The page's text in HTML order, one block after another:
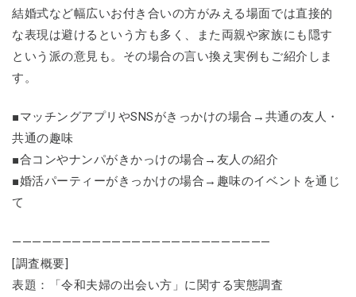
結婚式など幅広いお付き合いの方がみえる場面では直接的
な表現は避けるという方も多く、また両親や家族にも隠す
という派の意見も。その場合の言い換え実例もご紹介しま
す。
■マッチングアプリやSNSがきっかけの場合→共通の友人・
共通の趣味
■合コンやナンパがきかっけの場合→友人の紹介
■婚活パーティーがきっかけの場合→趣味のイベントを通じ
て
——————————————————————————
[調査概要]
表題：「令和夫婦の出会い方」に関する実態調査